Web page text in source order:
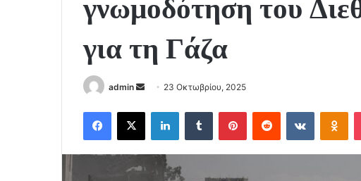
για τη Γάζα
admin
Send
email
23 Οκτωβρίου, 2025
Facebook
X LinkedInTumblr PinterestReddit VKontakte